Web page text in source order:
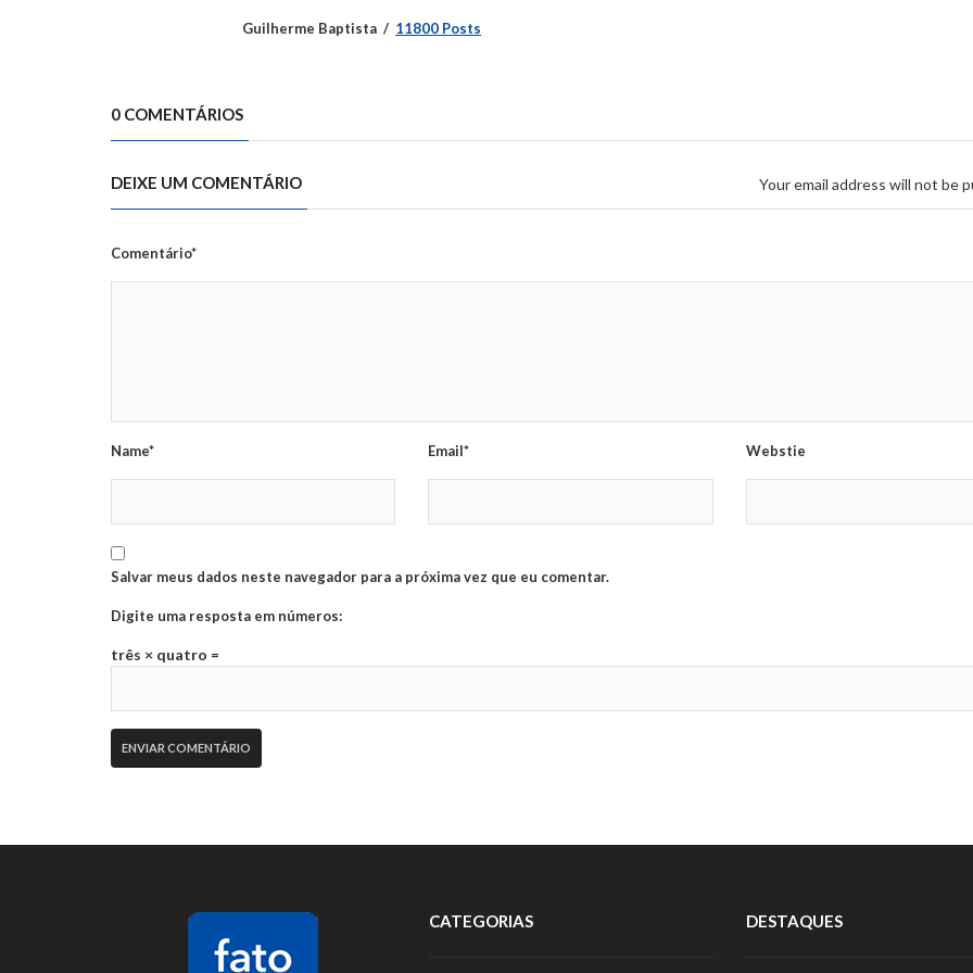
Guilherme Baptista 11800 Posts
0 COMENTÁRIOS
DEIXE UM COMENTÁRIO Your email address will not be
Comentário*
Name* Email* Webstie
Salvar meus dados neste navegador para a próxima vez que eu comentar.
Digite uma resposta em números:
três × quatro =
CATEGORIAS DESTAQUES